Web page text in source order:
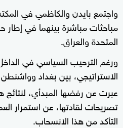
واجتمع بايدن والكاظمي في
مباحثات مباشرة بينهما في إطار
المتحدة والعراق.
ورغم الترحيب السياسي في
الاستراتيجي، بين بغداد
عبرت عن رفضها المبدأي، لنتائج
تصريحات لقادتها، عن استمرار
التأكد من هذا الانسحاب.